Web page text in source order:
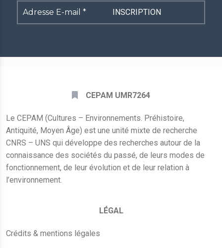
Adresse
E-
CEPAM UMR7264
Le CEPAM (Cultures – Environnements. Préhistoire,
Antiquité, Moyen Âge) est une unité mixte de recherche
CNRS – UNS qui développe des recherches autour de la
connaissance des sociétés du passé, de leurs modes de
fonctionnement, de leur évolution et de leur relation à
l’environnement.
LÉGAL
Crédits & mentions légales